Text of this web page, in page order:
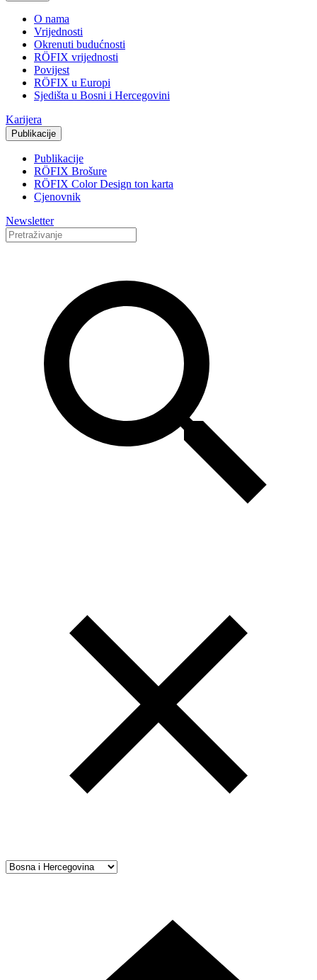
O nama
Vrijednosti
Okrenuti budućnosti
RÖFIX vrijednosti
Povijest
RÖFIX u Europi
Sjedišta u Bosni i Hercegovini
Karijera
Publikacije
Publikacije
RÖFIX Brošure
RÖFIX Color Design ton karta
Cjenovnik
Newsletter